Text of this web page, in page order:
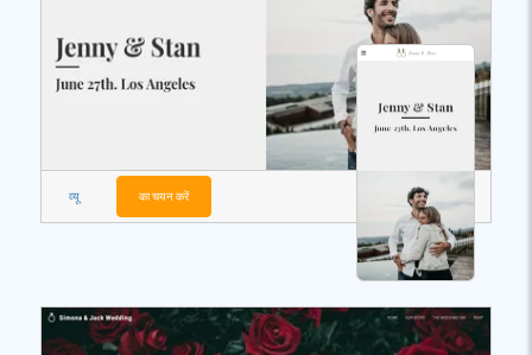
व्यू का चयन करें